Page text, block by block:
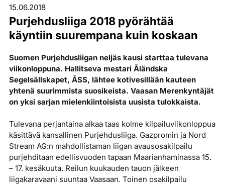
15.06.2018
Purjehdusliiga 2018 pyörähtää
käyntiin suurempana kuin koskaan
Suomen Purjehdusliigan neljäs kausi starttaa tulevana
viikonloppuna. Hallitseva mestari Åländska
Segelsällskapet, ÅSS, lähtee kotivesillään kauteen
yhtenä suurimmista suosikeista. Vaasan Merenkyntäjät
on yksi sarjan mielenkiintoisista uusista tulokkaista.
Tulevana perjantaina alkaa taas kolme kilpailuviikonloppua
käsittävä kansallinen Purjehdusliiga. Gazpromin ja Nord
Stream AG:n mahdollistaman liigan avausosakilpailu
purjehditaan edellisvuoden tapaan Maarianhaminassa 15.
– 17. kesäkuuta. Reilun kuukauden tauon jälkeen
liigakaravaani suuntaa Vaasaan. Toinen osakilpailu